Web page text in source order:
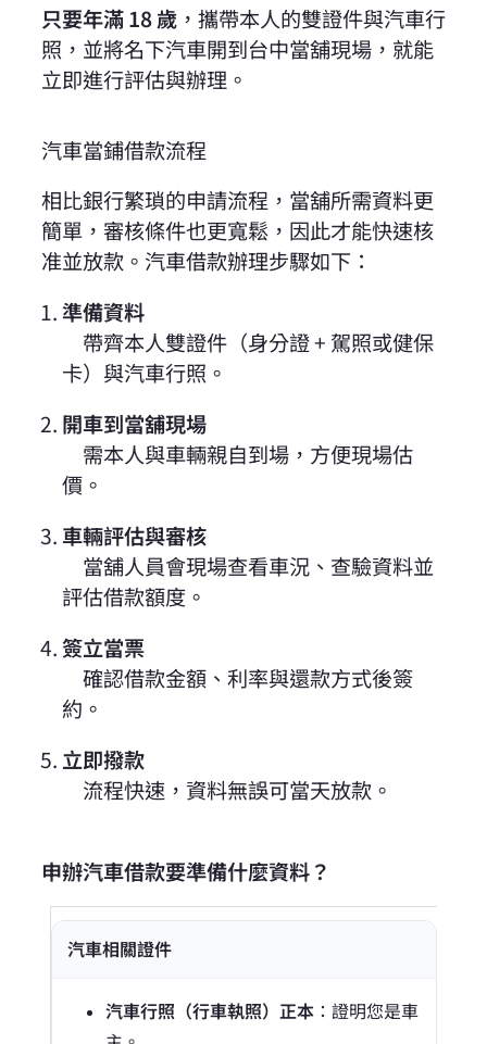
只要年滿 18 歲 ，攜帶本人的雙證件與汽車行
照，並將名下汽車開到台中當舖現場，就能
立即進行評估與辦理。
汽車當鋪借款流程
相比銀行繁瑣的申請流程，當舖所需資料更
簡單，審核條件也更寬鬆，因此才能快速核
准並放款。汽車借款辦理步驟如下：
準備資料
帶齊本人雙證件（身分證 + 駕照或健保
卡）與汽車行照。
開車到當舖現場
需本人與車輛親自到場，方便現場估
價。
車輛評估與審核
當舖人員會現場查看車況、查驗資料並
評估借款額度。
簽立當票
確認借款金額、利率與還款方式後簽
約。
立即撥款
流程快速，資料無誤可當天放款。
申辦汽車借款要準備什麼資料？
汽車相關證件
汽車行照（行車執照）正本 ：證明您是車